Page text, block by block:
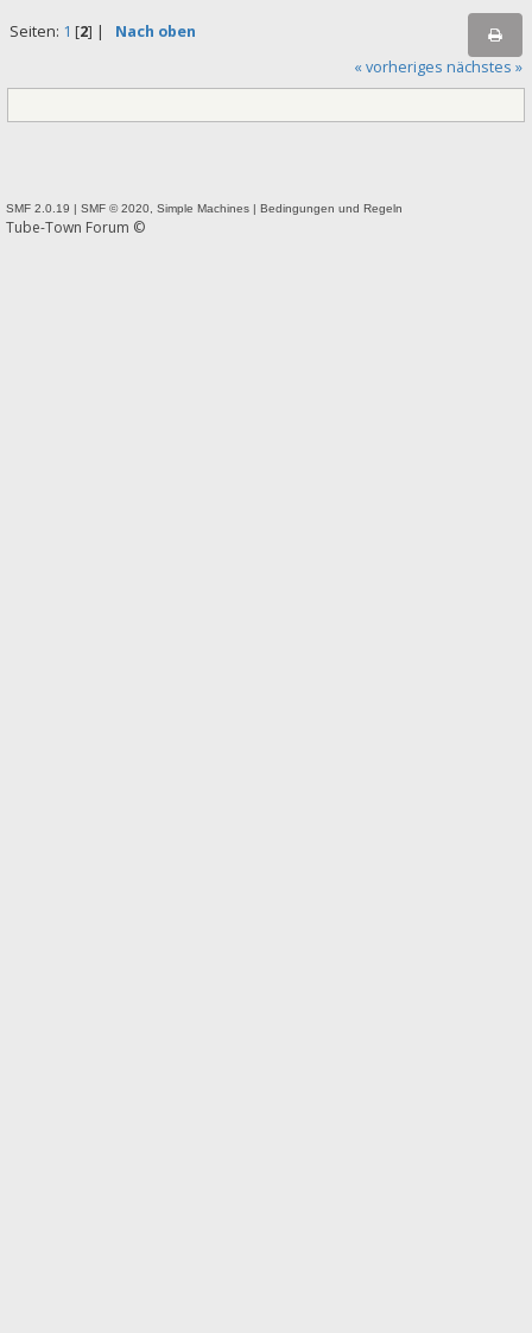
Seiten: 1 [2] | Nach oben
« vorheriges nächstes »
SMF 2.0.19 | SMF © 2020 Simple Machines | Bedingungen und Regeln
Tube-Town Forum ©